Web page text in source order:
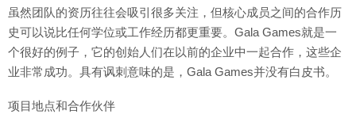
虽然团队的资历往往会吸引很多关注，但核心成员之间的合作历
史可以说比任何学位或工作经历都更重要。Gala Games就是一
个很好的例子，它的创始人们在以前的企业中一起合作，这些企
业非常成功。具有讽刺意味的是，Gala Games并没有白皮书。
项目地点和合作伙伴